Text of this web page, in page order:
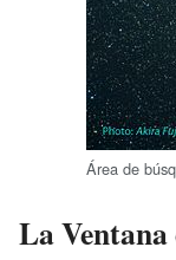
Área de
La